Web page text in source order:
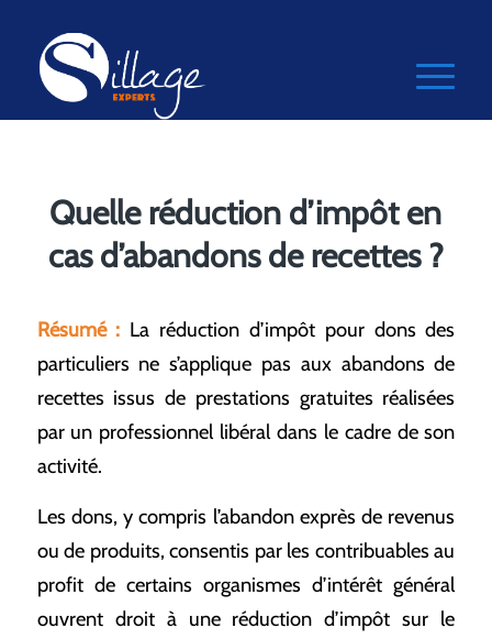
Quelle réduction d’impôt en
cas d’abandons de recettes ?
Résumé : La réduction d’impôt pour dons des
particuliers ne s’applique pas aux abandons de
recettes issus de prestations gratuites réalisées
par un professionnel libéral dans le cadre de son
activité.
Les dons, y compris l’abandon exprès de revenus
ou de produits, consentis par les contribuables au
profit de certains organismes d’intérêt général
ouvrent droit à une réduction d’impôt sur le